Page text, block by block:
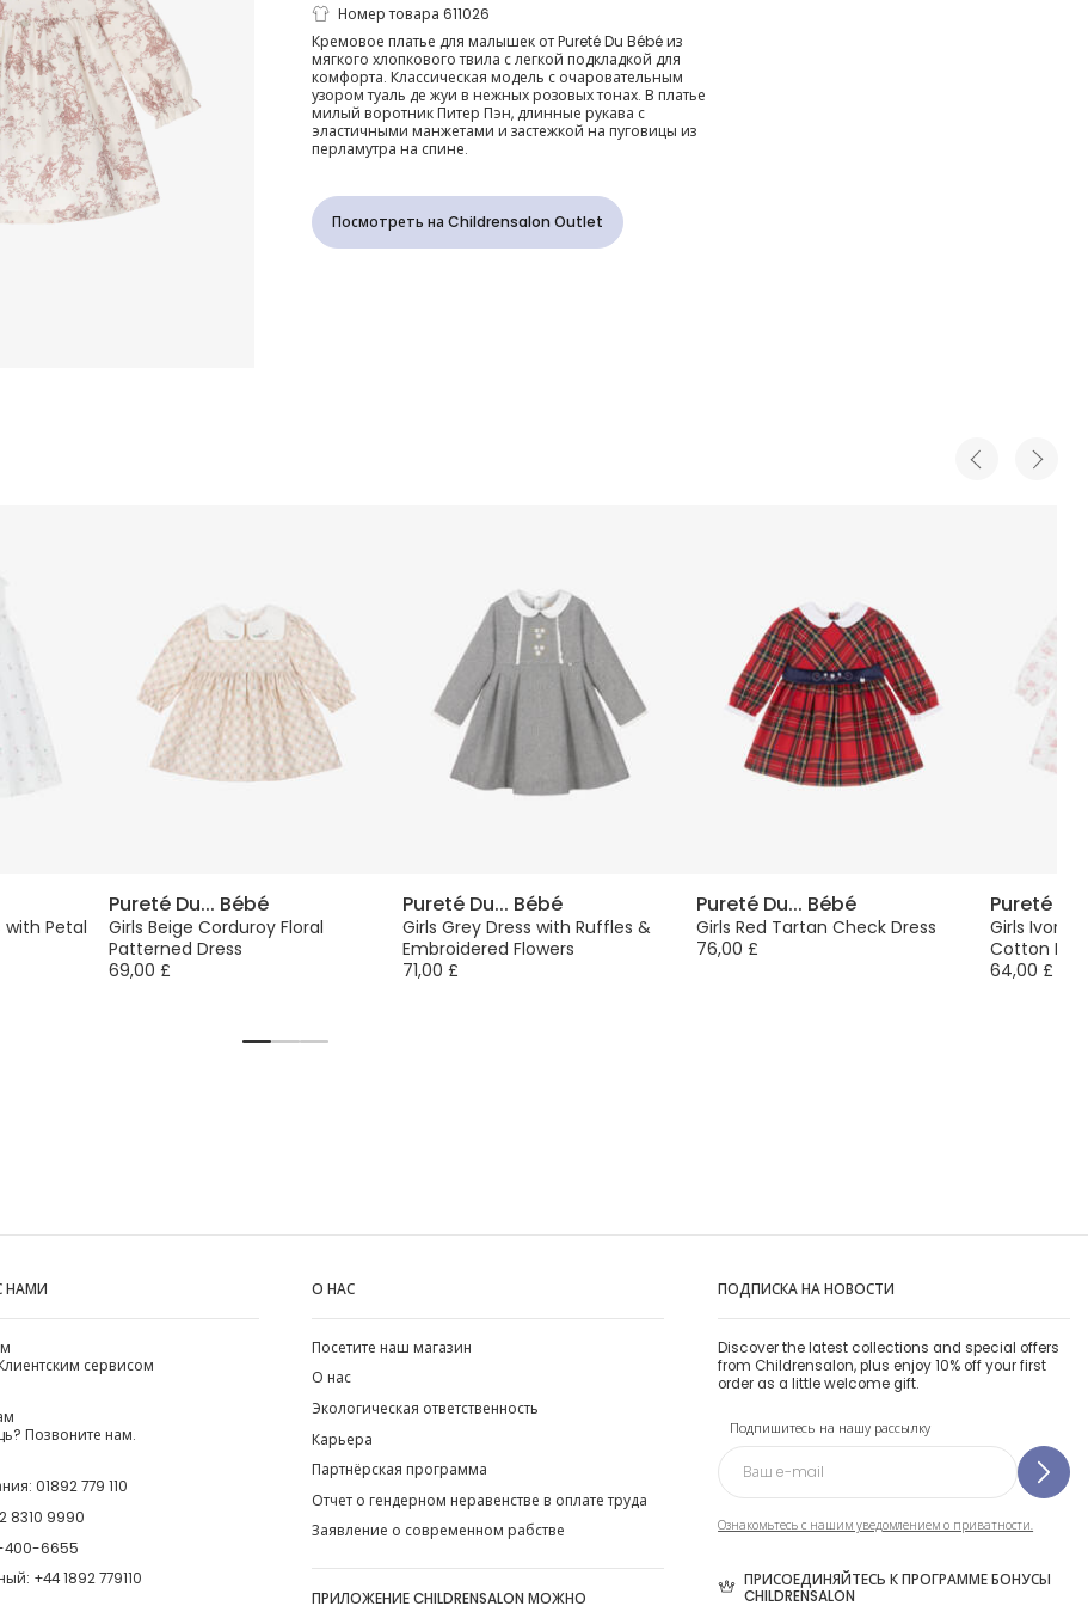
Платье кремово-
розовое хлопковое
туаль де жуи для
девочек
Номер товара 611026
Кремовое платье для малышек от Pureté Du Bébé из
мягкого хлопкового твила с легкой подкладкой для
комфорта. Классическая модель с очаровательным
узором туаль де жуи в нежных розовых тонах. В платье
милый воротник Питер Пэн, длинные рукава с
эластичными манжетами и застежкой на пуговицы из
перламутра на спине.
Посмотреть на Childrensalon Outlet
with Petal
Pureté Du... Bébé
Girls Beige Corduroy Floral
Patterned Dress
69,00 £
Pureté Du... Bébé
Girls Grey Dress with Ruffles &
Embroidered Flowers
71,00 £
Pureté Du... Bébé
Girls Red Tartan Check Dress
76,00 £
Pureté
Girls Ivory
Cotton
64,00 £
НАМИ
сервисом
Позвоните нам.
01892 779 110
8310 9990
400-6655
+44 1892 779110
О НАС
Посетите наш магазин
О нас
Экологическая ответственность
Карьера
Партнёрская программа
Отчет о гендерном неравенстве в оплате труда
Заявление о современном рабстве
ПРИЛОЖЕНИЕ CHILDRENSALON МОЖНО
ПОДПИСКА НА НОВОСТИ
Discover the latest collections and special offers
from Childrensalon, plus enjoy 10% off your first
order as a little welcome gift.
Подпишитесь на нашу рассылку
Ознакомьтесь с нашим уведомлением о приватности.
ПРИСОЕДИНЯЙТЕСЬ К ПРОГРАММЕ БОНУСЫ
CHILDRENSALON